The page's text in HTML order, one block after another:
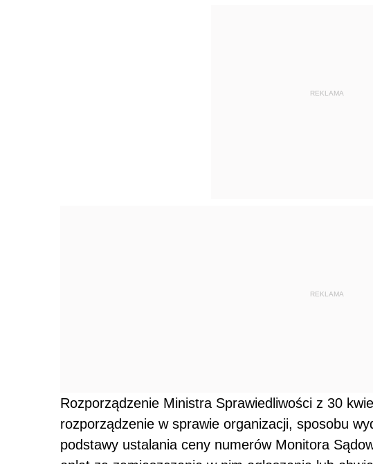
REKLAMA
REKLAMA
Rozporządzenie Ministra Sprawiedliwości z 30
rozporządzenie w sprawie organizacji, sposobu
podstawy ustalania ceny numerów Monitora